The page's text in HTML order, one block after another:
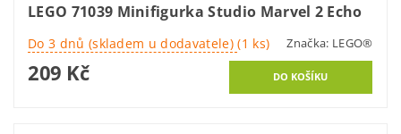
LEGO 71039 Minifigurka Studio Marvel 2 Echo
Do 3 dnů (skladem u dodavatele)(1 ks) Značka: LEGO®
209 Kč